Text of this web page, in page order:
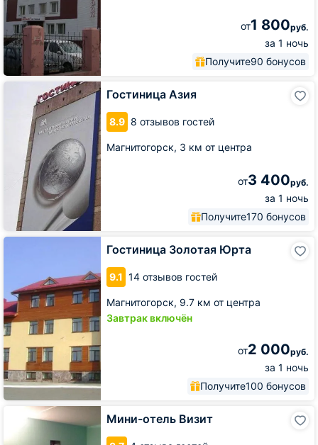
от1 800руб.
за 1 ночь
Получите90 бонусов
Гостиница Азия
8.9 8 отзывов гостей
Магнитогорск, 3 км от центра
от3 400руб.
за 1 ночь
Получите170 бонусов
Гостиница Золотая Юрта
9.1 14 отзывов гостей
Магнитогорск, 9.7 км от центра
Завтрак включён
от2 000руб.
за 1 ночь
Получите100 бонусов
Гостиница
Мини-отель Визит